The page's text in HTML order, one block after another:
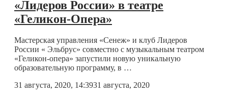
«Лидеров России» в театре
«Геликон-Опера»
Мастерская управления «Сенеж» и клуб Лидеров
России « Эльбрус» совместно с музыкальным театром
«Геликон-опера» запустили новую уникальную
образовательную программу, в …
31 августа, 2020, 14:3931 августа, 2020